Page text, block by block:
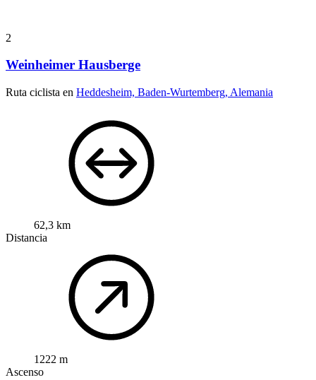
2
Weinheimer Hausberge
Ruta ciclista en Heddesheim, Baden-Wurtemberg, Alemania
62,3 km
Distancia
1222 m
Ascenso